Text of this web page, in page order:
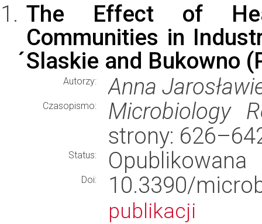
The Effect of
Communities in
́Slaskie and Bukowno
Autorzy: Anna
Czasopismo:
Microbiology
strony:
Status: Opublikowana
Doi: 10.3390/
publikacji